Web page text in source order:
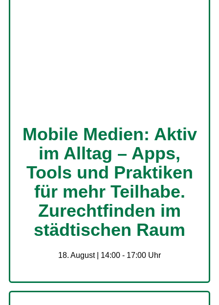
Mobile Medien: Aktiv
im Alltag – Apps,
Tools und Praktiken
für mehr Teilhabe.
Zurechtfinden im
städtischen Raum
18. August | 14:00 - 17:00